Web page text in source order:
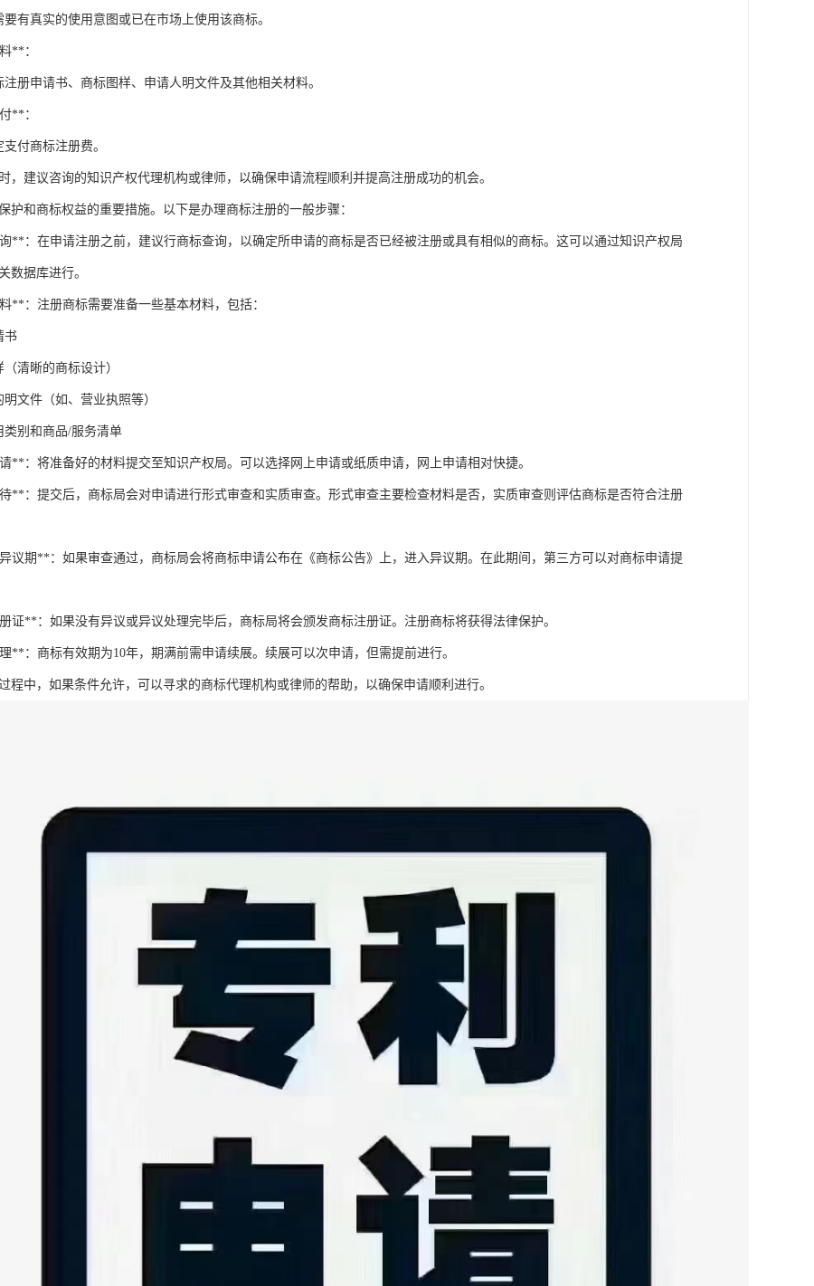
有真实的使用意图或已在市场上使用该商标。
**：
册申请书、商标图样、申请人明文件及其他相关材料。
**：
付商标注册费。
，建议咨询的知识产权代理机构或律师，以确保申请流程顺利并提高注册成功的机会。
护和商标权益的重要措施。以下是办理商标注册的一般步骤：
**：在申请注册之前，建议行商标查询，以确定所申请的商标是否已经被注册或具有相似的商标。这可以通过知识产权局
数据库进行。
**：注册商标需要准备一些基本材料，包括：
书
清晰的商标设计）
文件（如、营业执照等）
别和商品/服务清单
**：将准备好的材料提交至知识产权局。可以选择网上申请或纸质申请，网上申请相对快捷。
**：提交后，商标局会对申请进行形式审查和实质审查。形式审查主要检查材料是否，实质审查则评估商标是否符合注册
议期**：如果审查通过，商标局会将商标申请公布在《商标公告》上，进入异议期。在此期间，第三方可以对商标申请提
证**：如果没有异议或异议处理完毕后，商标局将会颁发商标注册证。注册商标将获得法律保护。
**：商标有效期为10年，期满前需申请续展。续展可以次申请，但需提前进行。
程中，如果条件允许，可以寻求的商标代理机构或律师的帮助，以确保申请顺利进行。